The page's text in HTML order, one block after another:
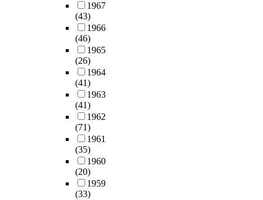
1967
(43)
1966
(46)
1965
(26)
1964
(41)
1963
(41)
1962
(71)
1961
(35)
1960
(20)
1959
(33)